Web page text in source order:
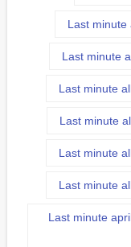
Last minute
Last minute
Last minute
Last minute
Last minute
Last minute
Last minute